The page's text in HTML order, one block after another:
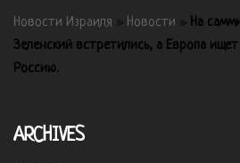
Новости Израиля » Новости » На
Зеленский встретились, а Европа
Россию.
ARCHIVES